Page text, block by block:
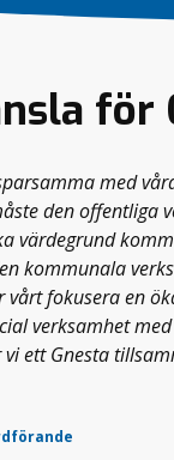
för
med
den offentliga
värdegrund
kommunala
vårt fokusera en
verksamhet
ett Gnesta